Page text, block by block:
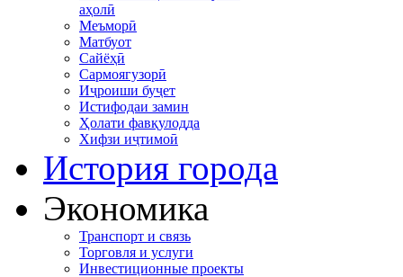
аҳолӣ
Меъморӣ
Матбуот
Сайёҳӣ
Сармоягузорӣ
Иҷроиши буҷет
Истифодаи замин
Ҳолати фавқулодда
Хифзи иҷтимоӣ
История города
Экономика
Транспорт и связь
Торговля и услуги
Инвестиционные проекты